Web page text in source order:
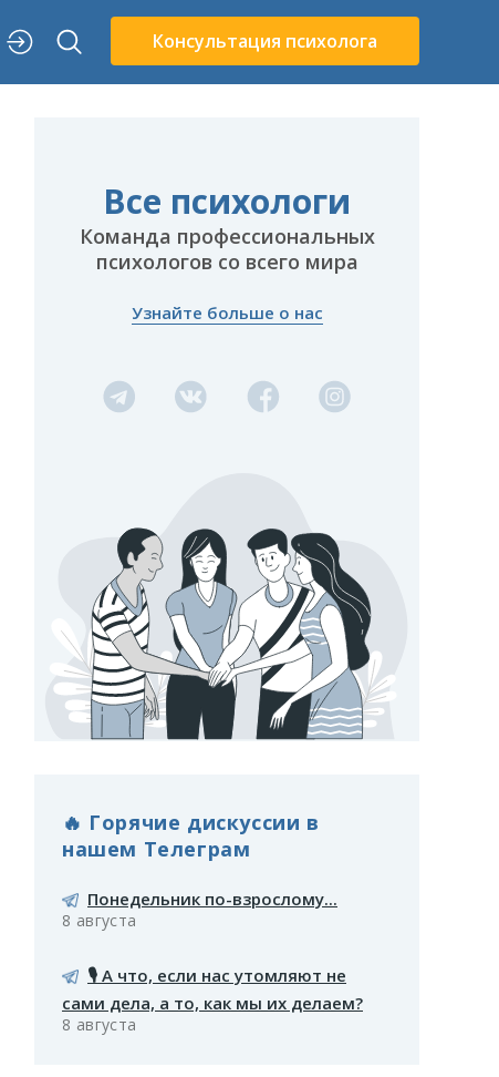
Консультация психолога
Все психологи
Команда профессиональных
психологов со всего мира
Узнайте больше о нас
🔥 Горячие дискуссии в
нашем Телеграм
Понедельник по-взрослому...
8 августа
🎙️ А что, если нас утомляют не
сами дела, а то, как мы их делаем?
8 августа